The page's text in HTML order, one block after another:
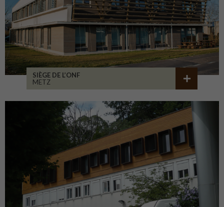
SIÈGE DE L’ONF
METZ